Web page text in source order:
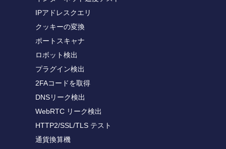
IPアドレスクエリ
クッキーの変換
ポートスキャナ
ロボット検出
プラグイン検出
2FAコードを取得
DNSリーク検出
WebRTC リーク検出
HTTP2/SSL/TLS テスト
通貨換算機